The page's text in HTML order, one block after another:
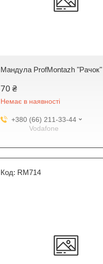
Мандула ProfMontazh "Рачок"
70 ₴
Немає в наявності
+380 (66) 211-33-44
Vodafone
RM714